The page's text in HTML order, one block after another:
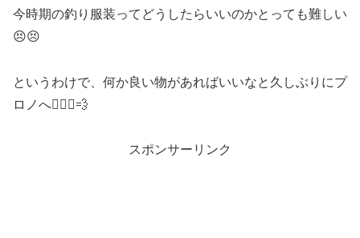
今時期の釣り服装ってどうしたらいいのかとっても難しい
😣😣
というわけで、何か良い物があればいいなと久しぶりにプ
ロノへ🏃🏻‍♀️💨
スポンサーリンク